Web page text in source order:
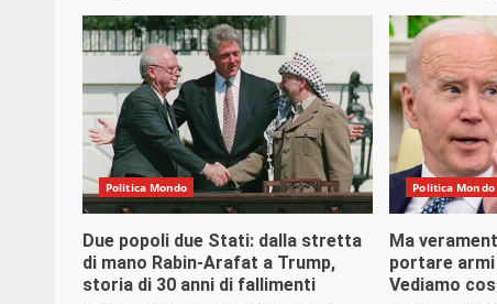
Politica Mondo
Due popoli due Stati: dalla stretta
di mano Rabin-Arafat a Trump,
storia di 30 anni di fallimenti
Politica Mondo
Ma
portare
Vediamo